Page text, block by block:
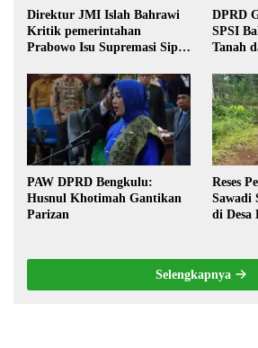
Direktur JMI Islah Bahrawi
Kritik pemerintahan
Prabowo Isu Supremasi Sipil,
Pilkada oleh DPRD
DPRD
SPSI
Tanah
PAW DPRD Bengkulu:
Husnul Khotimah Gantikan
Parizan
Reses
Sawadi
di Desa
Selengkapnya